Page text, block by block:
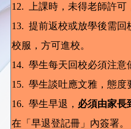
12. 上課時，未得老師許可
13. 提前返校或放學後需回
校服，方可進校。
14. 學生每天回校必須注意
15. 學生談吐應文雅，態度
16. 學生早退， 必須由家長
在「早退登記冊」內簽署。